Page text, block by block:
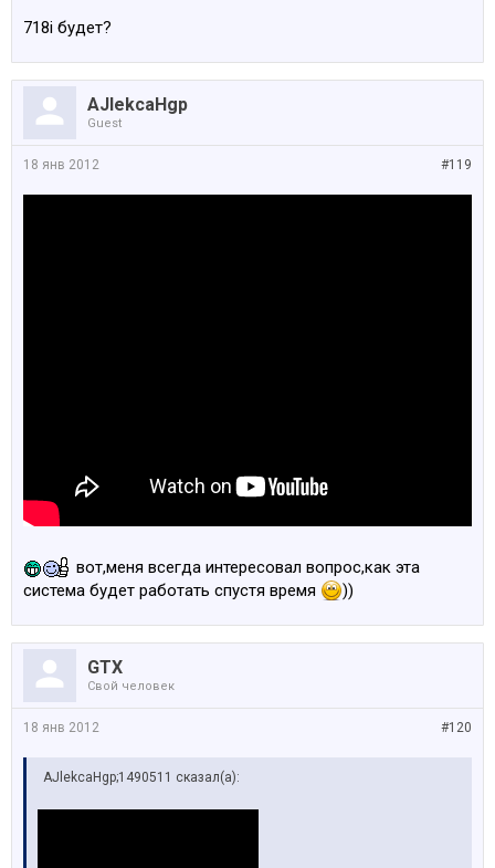
718i будет?
AJlekcaHgp
Guest
#119
18 янв 2012
вот,меня всегда интересовал вопрос,как эта
система будет работать спустя время
))
GTX
Свой человек
#120
18 янв 2012
AJlekcaHgp;1490511 сказал(а):